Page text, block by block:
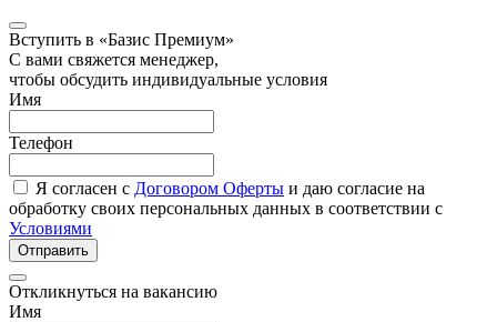
Вступить в «Базис Премиум»
С вами свяжется менеджер,
чтобы обсудить индивидуальные условия
Имя
Телефон
Я согласен с Договором Оферты и даю согласие на
обработку своих персональных данных в соответствии с
Условиями
Отправить
Откликнуться на вакансию
Имя